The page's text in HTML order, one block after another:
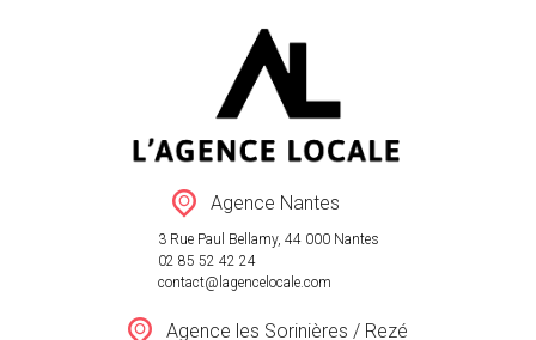
Agence Nantes
3 Rue Paul Bellamy, 44 000 Nantes
02 85 52 42 24
contact@lagencelocale.com
Agence les Sorinières / Rezé
VENTE
ESTIMATION
AGENCES
RÉSEAU
ACTUALITÉ